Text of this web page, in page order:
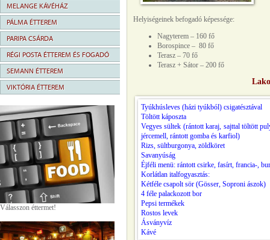
MELANGE KÁVÉHÁZ
PÁLMA ÉTTEREM
PARIPA CSÁRDA
RÉGI POSTA ÉTTEREM ÉS FOGADÓ
SEMANN ÉTTEREM
VIKTÓRIA ÉTTEREM
Válasszon éttermet!
Helyiségeinek befogadó képessége:
Nagyterem – 160 fő
Borospince – 80 fő
Terasz – 70 fő
Terasz + Sátor – 200 fő
Tyúkhúsleves (házi tyúkból) csigatésztával
Töltött káposzta
Vegyes sültek (rántott karaj, sajttal töltött
jércemell, rántott gomba és karfiol)
Rizs, sültburgonya, zöldköret
Savanyúság
Éjféli menü: rántott csirke, fasírt, francia-,
Korlátlan italfogyasztás:
Kétféle csapolt sör (Gösser, Soproni ászok)
4 féle palackozott bor
Pepsi termékek
Rostos levek
Ásványvíz
Kávé